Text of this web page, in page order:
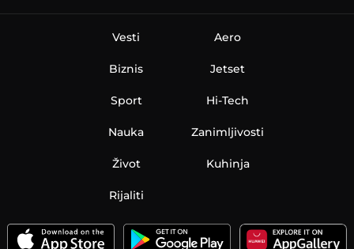
Vesti
Biznis
Sport
Nauka
Aero
Jetset
Hi-Tech
Zanimljivosti
Život Kuhinja
Rijaliti